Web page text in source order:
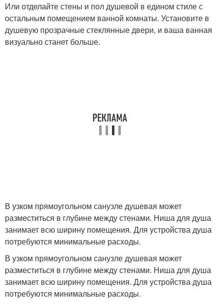
Или отделайте стены и пол душевой в едином стиле с
остальным помещением ванной комнаты. Установите в
душевую прозрачные стеклянные двери, и ваша ванная
визуально станет больше.
В узком прямоугольном санузле душевая может
разместиться в глубине между стенами. Ниша для душа
занимает всю ширину помещения. Для устройства душа
потребуются минимальные расходы.
В узком прямоугольном санузле душевая может
разместиться в глубине между стенами. Ниша для душа
занимает всю ширину помещения. Для устройства душа
потребуются минимальные расходы.